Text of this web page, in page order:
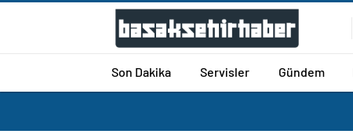
Son Dakika Servisler Gündem